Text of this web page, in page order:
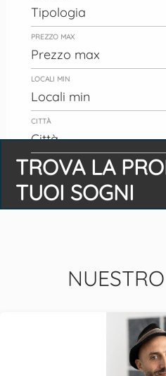
TROVA LA
TUOI SOGNI
Tipologia
PREZZO MAX
LOCALI MIN
CITTÀ
Città
Ricerca